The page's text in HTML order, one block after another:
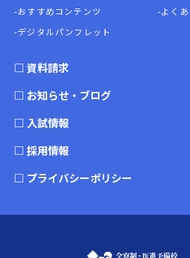
-おすすめコンテンツ
-よく
-デジタルパンフレット
□ 資料請求
□ お知らせ・ブログ
□ 入試情報
□ 採用情報
□ プライバシーポリシー